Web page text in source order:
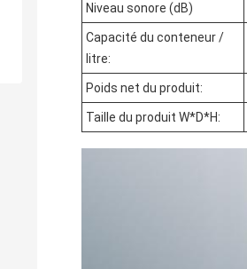
Niveau sonore (dB)
Capacité du conteneur /
litre:
Poids net du produit:
Taille du produit W*D*H: